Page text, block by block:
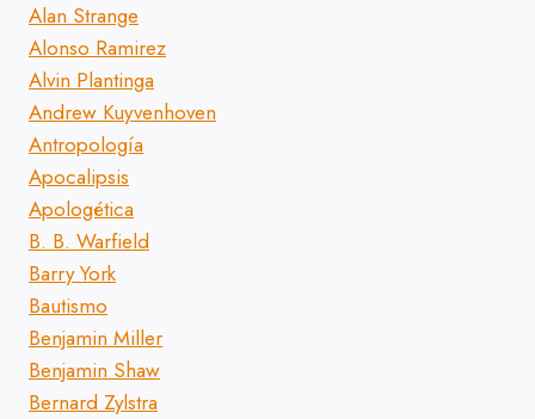
Alan Strange
Alonso Ramirez
Alvin Plantinga
Andrew Kuyvenhoven
Antropología
Apocalipsis
Apologética
B. B. Warfield
Barry York
Bautismo
Benjamin Miller
Benjamin Shaw
Bernard Zylstra